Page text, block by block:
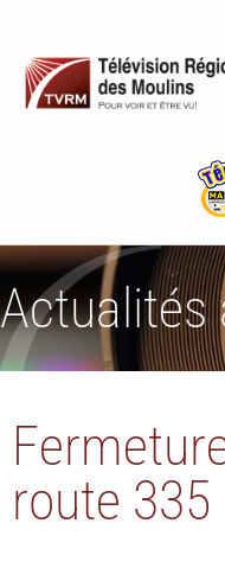
Actualités
route 335